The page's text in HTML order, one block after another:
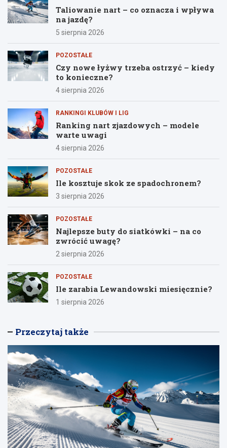
Taliowanie nart – co oznacza i wpływa
na jazdę?
5 sierpnia 2026
POZOSTAŁE
Czy nowe łyżwy trzeba ostrzyć – kiedy
to konieczne?
4 sierpnia 2026
RANKINGI KLUBÓW I LIG
Ranking nart zjazdowych – modele
warte uwagi
4 sierpnia 2026
POZOSTAŁE
Ile kosztuje skok ze spadochronem?
3 sierpnia 2026
POZOSTAŁE
Najlepsze buty do siatkówki – na co
zwrócić uwagę?
2 sierpnia 2026
POZOSTAŁE
Ile zarabia Lewandowski miesięcznie?
1 sierpnia 2026
Przeczytaj także